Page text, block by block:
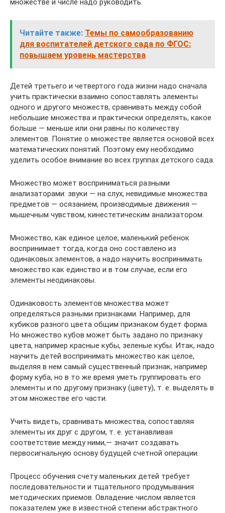
множестве и числе надо руко­водить.
Читайте также: Темы по самообразованию
для воспитателей детского сада по ФГОС:
повышаем уровень мастерства
Детей третьего и четвертого года жизни надо сначала
учить практически взаимно сопоставлять элементы
одного и другого множеств, сравнивать между собой
небольшие множества и практически определять, какое
больше — меньше или они равны по количеству
элементов. Понятие о множестве является основой всех
математических понятий. Поэтому ему необходимо
уделить особое внимание во всех группах детского сада.
Множество может восприниматься разными
анализаторами: звуки — на слух, невидимые множества
предметов — осязанием, производимые движения —
мышечным чувством, кинестетиче­ским анализатором.
Множество, как единое целое, маленький ребенок
восприни­мает тогда, когда оно составлено из
одинаковых элементов, а надо научить воспринимать
множество как единство и в том случае, если его
элементы неодинаковы.
Одинаковость элементов множества может
определяться раз­ными признаками. Например, для
кубиков разного цвета общим признаком будет форма.
Но множество кубов может быть зада­но по признаку
цвета, например красные кубы, зеленые кубы. Итак, надо
научить детей воспринимать множество как целое,
выделяя в нем самый существенный признак, например
форму куба, но в то же время уметь группировать его
элементы и по другому признаку (цвету), т. е. выделять в
этом множестве его части.
Учить видеть, сравнивать множества, сопоставляя
элемен­ты их друг с другом, т. е. устанавливая
соответствие между ни­ми,— значит создавать
первосигнальную основу будущей счет­ной операции.
Процесс обучения счету маленьких детей требует
последова­тельности и тщательного продумывания
методических приемов. Овладение числом является
показателем уже в известной сте­пени абстрактного